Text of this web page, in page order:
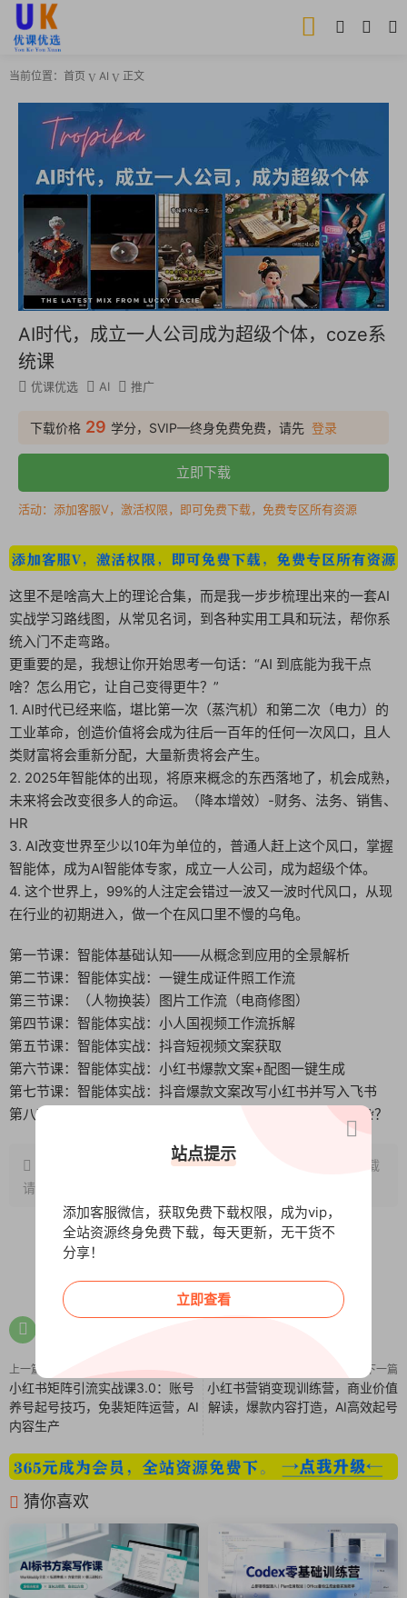
当前位置： 首页 AI 正文
AI时代，成立一人公司成为超级个体，coze系
统课
优课优选 AI 推广
下载价格 29 学分，SVIP—终身免费免费，请先 登录
立即下载
活动：添加客服V，激活权限，即可免费下载，免费专区所有资源
这里不是啥高大上的理论合集，而是我一步步梳理出来的一套AI
实战学习路线图，从常见名词，到各种实用工具和玩法，帮你系
统入门不走弯路。
更重要的是，我想让你开始思考一句话：“AI 到底能为我干点
啥？怎么用它，让自己变得更牛？”
1. AI时代已经来临，堪比第一次（蒸汽机）和第二次（电力）的
工业革命，创造价值将会成为往后一百年的任何一次风口，且人
类财富将会重新分配，大量新贵将会产生。
2. 2025年智能体的出现，将原来概念的东西落地了，机会成熟，
未来将会改变很多人的命运。（降本增效）-财务、法务、销售、
HR
3. AI改变世界至少以10年为单位的，普通人赶上这个风口，掌握
智能体，成为AI智能体专家，成立一人公司，成为超级个体。
4. 这个世界上，99%的人注定会错过一波又一波时代风口，从现
在行业的初期进入，做一个在风口里不慢的乌龟。
第一节课：智能体基础认知——从概念到应用的全景解析
第二节课：智能体实战：一键生成证件照工作流
第三节课：（人物换装）图片工作流（电商修图）
第四节课：智能体实战：小人国视频工作流拆解
第五节课：智能体实战：抖音短视频文案获取
第六节课：智能体实战：小红书爆款文案+配图一键生成
第七节课：智能体实战：抖音爆款文案改写小红书并写入飞书
第八节课：拆解火柴人智能体！原来它的“心理构造”这么复杂？
http://www.wangxunke.cn/ai/11395.html
，转载
请注明出处~~~
上一篇
小红书矩阵引流实战课3.0：账号
养号起号技巧，免裴矩阵运营，AI
内容生产
下一篇
小红书营销变现训练营，商业价值
解读，爆款内容打造，AI高效起号
猜你喜欢
站点提示
添加客服微信，获取免费下载权限，成为vip，
全站资源终身免费下载，每天更新，无干货不
分享！
立即查看